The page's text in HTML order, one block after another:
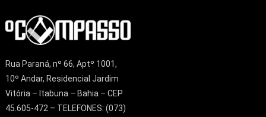
Rua Paraná, nº 66, Aptº 1001,
10º Andar, Residencial Jardim
Vitória – Itabuna – Bahia – CEP
45.605-472 – TELEFONES: (073)